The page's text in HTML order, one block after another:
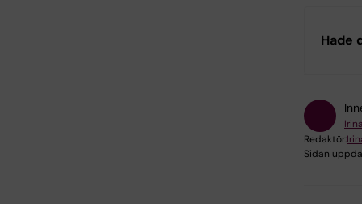
Hade
Redaktör:
Sidan